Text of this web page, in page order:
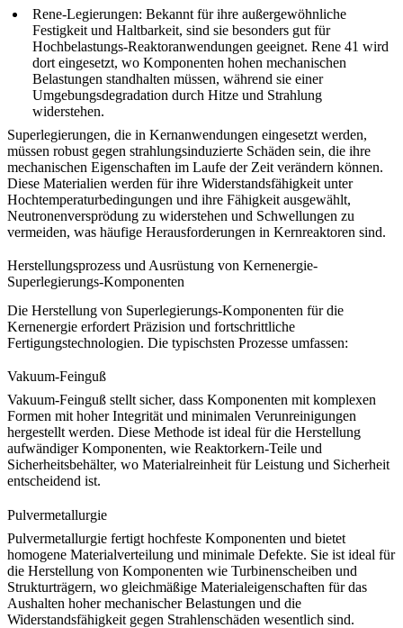
Rene-Legierungen: Bekannt für ihre außergewöhnliche
Festigkeit und Haltbarkeit, sind sie besonders gut für
Hochbelastungs-Reaktoranwendungen geeignet. Rene 41 wird
dort eingesetzt, wo Komponenten hohen mechanischen
Belastungen standhalten müssen, während sie einer
Umgebungsdegradation durch Hitze und Strahlung
widerstehen.
Superlegierungen, die in Kernanwendungen eingesetzt werden,
müssen robust gegen strahlungsinduzierte Schäden sein, die ihre
mechanischen Eigenschaften im Laufe der Zeit verändern können.
Diese Materialien werden für ihre Widerstandsfähigkeit unter
Hochtemperaturbedingungen und ihre Fähigkeit ausgewählt,
Neutronenversprödung zu widerstehen und Schwellungen zu
vermeiden, was häufige Herausforderungen in Kernreaktoren sind.
Herstellungsprozess und Ausrüstung von Kernenergie-
Superlegierungs-Komponenten
Die Herstellung von Superlegierungs-Komponenten für die
Kernenergie erfordert Präzision und fortschrittliche
Fertigungstechnologien. Die typischsten Prozesse umfassen:
Vakuum-Feinguß
Vakuum-Feinguß stellt sicher, dass Komponenten mit komplexen
Formen mit hoher Integrität und minimalen Verunreinigungen
hergestellt werden. Diese Methode ist ideal für die Herstellung
aufwändiger Komponenten, wie Reaktorkern-Teile und
Sicherheitsbehälter, wo Materialreinheit für Leistung und Sicherheit
entscheidend ist.
Pulvermetallurgie
Pulvermetallurgie fertigt hochfeste Komponenten und bietet
homogene Materialverteilung und minimale Defekte. Sie ist ideal für
die Herstellung von Komponenten wie Turbinenscheiben und
Strukturträgern, wo gleichmäßige Materialeigenschaften für das
Aushalten hoher mechanischer Belastungen und die
Widerstandsfähigkeit gegen Strahlenschäden wesentlich sind.